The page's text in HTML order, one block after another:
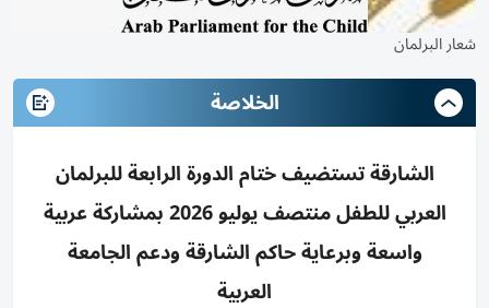
شعار البرلمان
الخلاصة
الشارقة تستضيف ختام الدورة الرابعة للبرلمان
العربي للطفل منتصف يوليو 2026 بمشاركة عربية
واسعة وبرعاية حاكم الشارقة ودعم الجامعة
العربية